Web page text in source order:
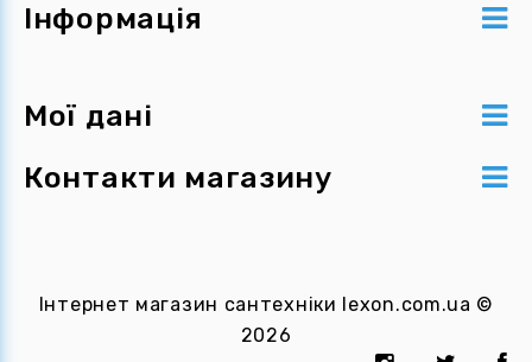
Інформація
Мої дані
Контакти магазину
Інтернет магазин сантехніки lexon.com.ua ©
2026